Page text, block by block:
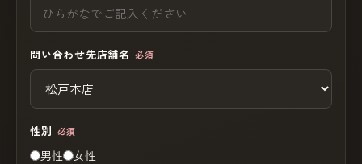
問い合わせ先店舗名 必須
性別 必須
男性 女性